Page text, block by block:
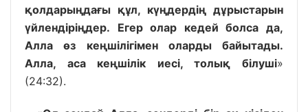
қолдарыңдағы құл, күңдердің дұрыстарын
үйлендіріңдер. Егер олар кедей болса да,
Алла өз кеңшілігімен оларды байытады.
Алла, аса кеңшілік иесі, толық білуші»
(24:32).